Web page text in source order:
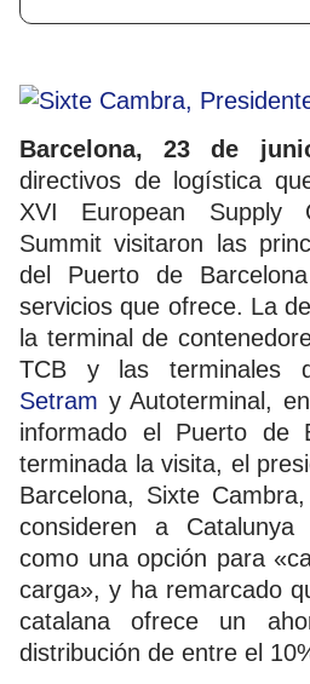
Barcelona, 23 de
directivos de logística
XVI European Supply
Summit visitaron las
del Puerto de
servicios que ofrece. La
la terminal de
TCB y las terminales
Setram y Autoterminal,
informado el Puerto de
terminada la visita, el
Barcelona, Sixte
consideren a
como una opción para
carga», y ha remarcado
catalana ofrece un
distribución de entre el